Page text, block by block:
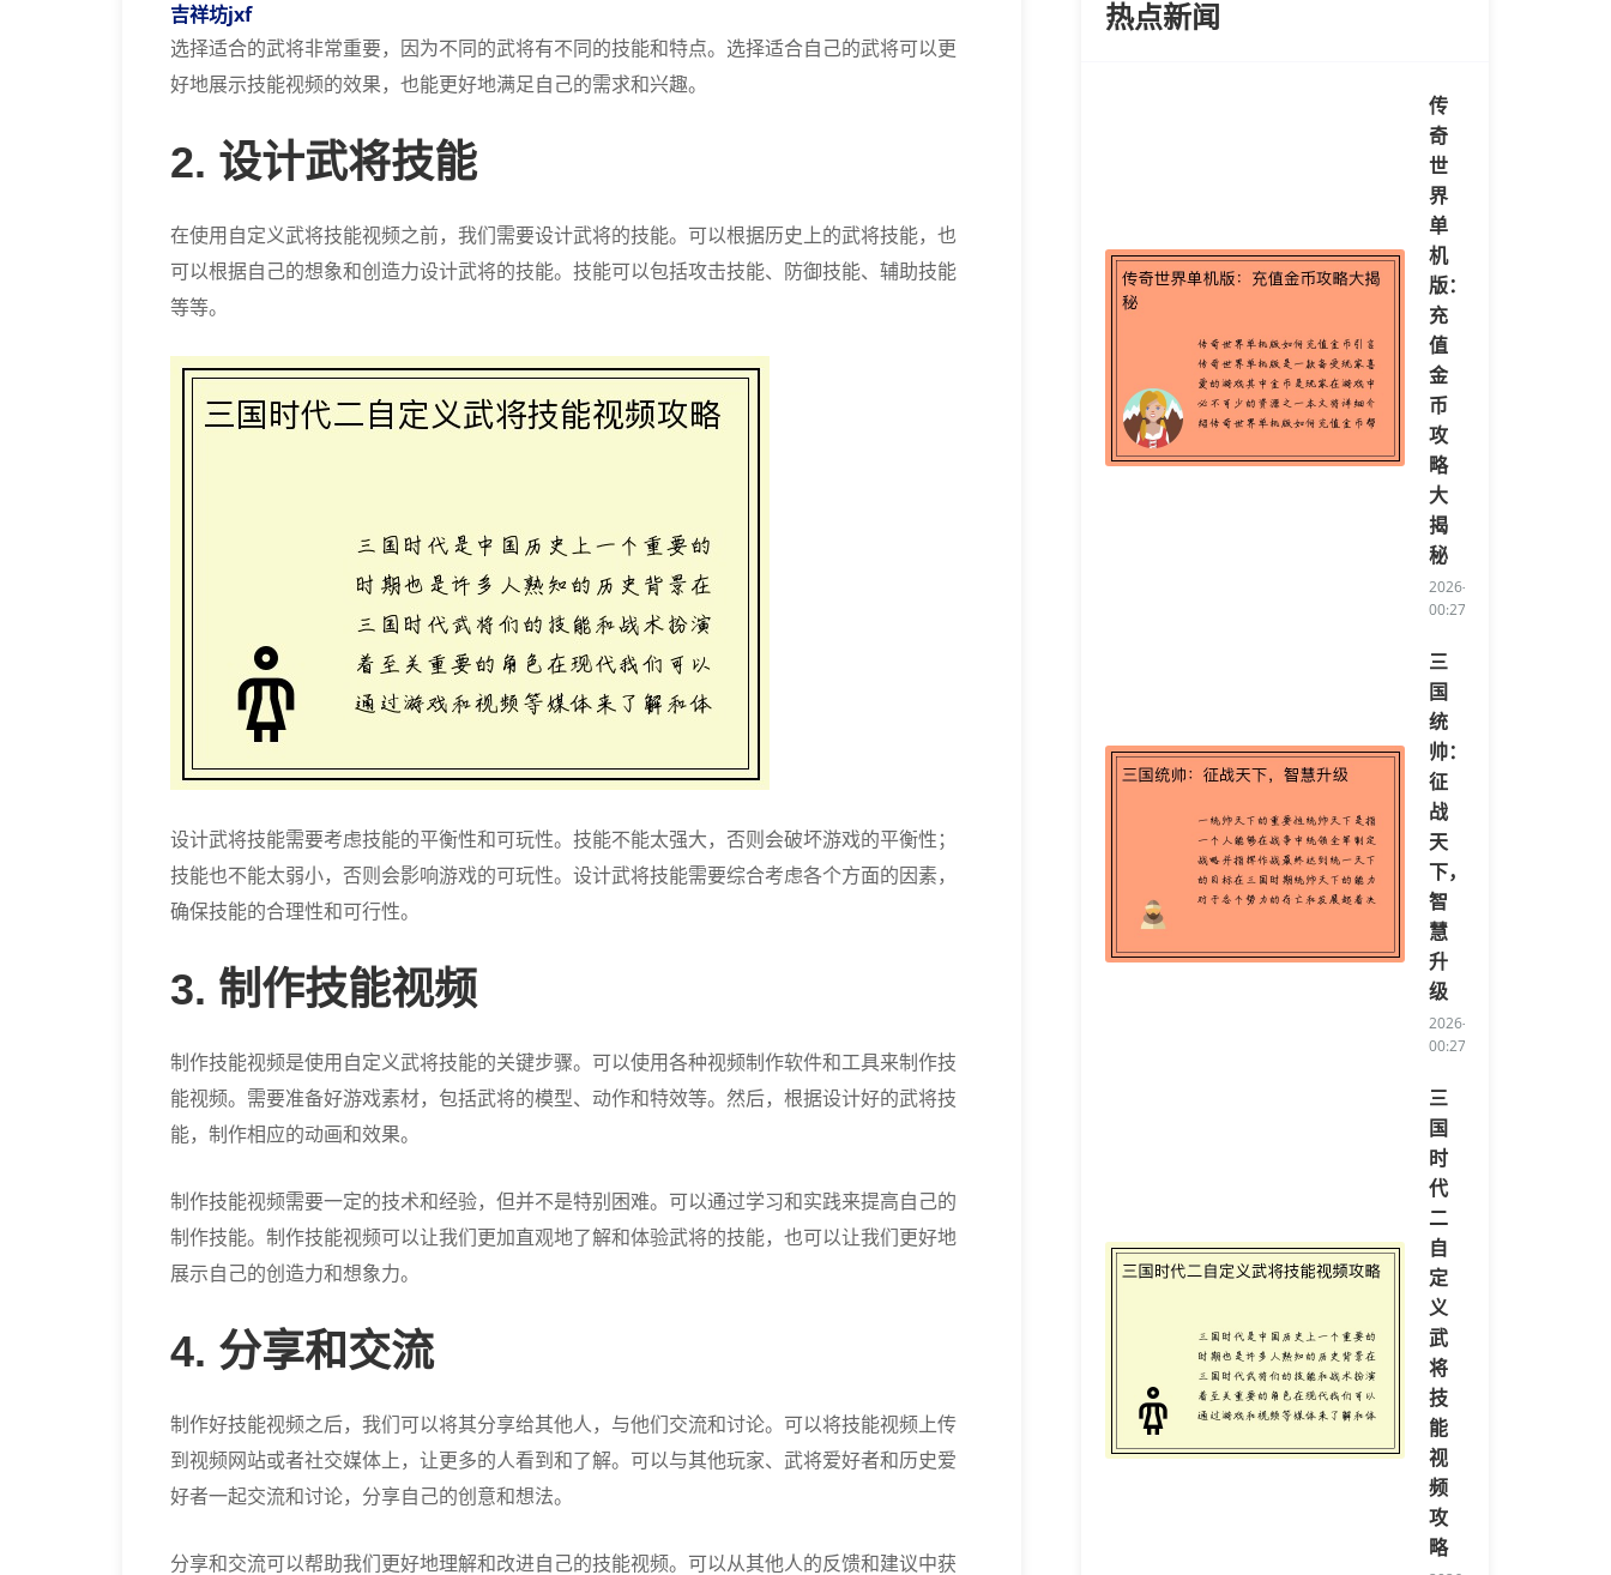
吉祥坊jxf
选择适合的武将非常重要，因为不同的武将有不同的技能和特点。选择适合自己的武将可以更
好地展示技能视频的效果，也能更好地满足自己的需求和兴趣。
2. 设计武将技能
在使用自定义武将技能视频之前，我们需要设计武将的技能。可以根据历史上的武将技能，也
可以根据自己的想象和创造力设计武将的技能。技能可以包括攻击技能、防御技能、辅助技能
等等。
设计武将技能需要考虑技能的平衡性和可玩性。技能不能太强大，否则会破坏游戏的平衡性；
技能也不能太弱小，否则会影响游戏的可玩性。设计武将技能需要综合考虑各个方面的因素，
确保技能的合理性和可行性。
3. 制作技能视频
制作技能视频是使用自定义武将技能的关键步骤。可以使用各种视频制作软件和工具来制作技
能视频。需要准备好游戏素材，包括武将的模型、动作和特效等。然后，根据设计好的武将技
能，制作相应的动画和效果。
制作技能视频需要一定的技术和经验，但并不是特别困难。可以通过学习和实践来提高自己的
制作技能。制作技能视频可以让我们更加直观地了解和体验武将的技能，也可以让我们更好地
展示自己的创造力和想象力。
4. 分享和交流
制作好技能视频之后，我们可以将其分享给其他人，与他们交流和讨论。可以将技能视频上传
到视频网站或者社交媒体上，让更多的人看到和了解。可以与其他玩家、武将爱好者和历史爱
好者一起交流和讨论，分享自己的创意和想法。
分享和交流可以帮助我们更好地理解和改进自己的技能视频。可以从其他人的反馈和建议中获
热点新闻
传
奇
世
界
单
机
版：
充
值
金
币
攻
略
大
揭
秘
2026-04-17
00:27:23/li>
三
国
统
帅：
征
战
天
下，
智
慧
升
级
2026-04-16
00:27:23/li>
三
国
时
代
二
自
定
义
武
将
技
能
视
频
攻
略